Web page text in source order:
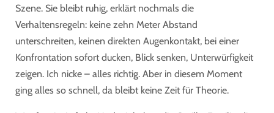
Szene. Sie bleibt ruhig, erklärt nochmals die
Verhaltensregeln: keine zehn Meter Abstand
unterschreiten, keinen direkten Augenkontakt, bei einer
Konfrontation sofort ducken, Blick senken, Unterwürfigkeit
zeigen. Ich nicke – alles richtig. Aber in diesem Moment
ging alles so schnell, da bleibt keine Zeit für Theorie.